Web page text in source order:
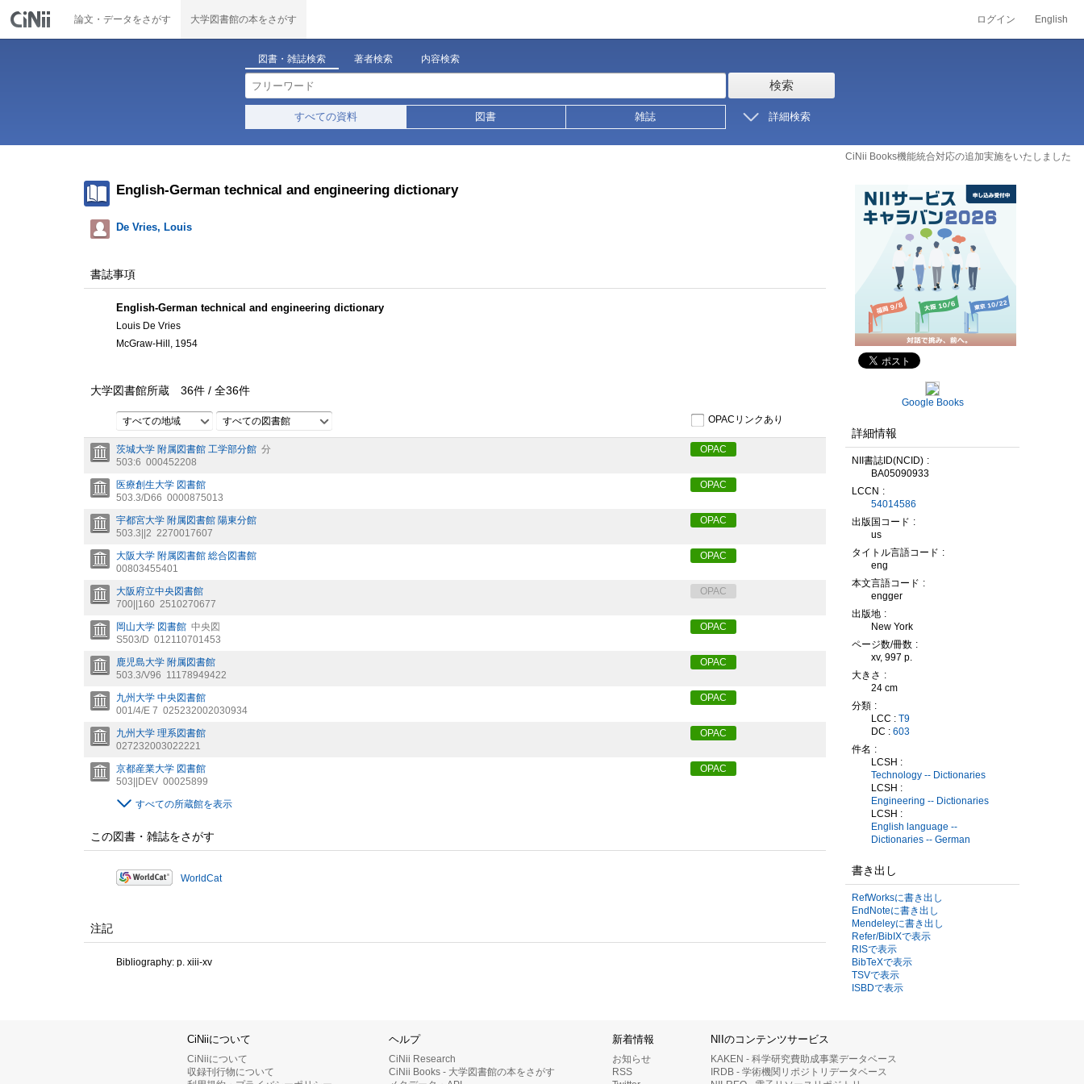
論文・データをさがす 大学図書館の本をさがす ログイン English
図書・雑誌検索 著者検索 内容検索
検索
すべての資料 図書 雑誌 詳細検索
CiNii Books機能統合対応の追加実施をいたしました
English-German technical and engineering dictionary
De Vries, Louis
書誌事項
English-German technical and engineering dictionary
Louis De Vries
McGraw-Hill, 1954
大学図書館所蔵 36件 / 全36件
すべての地域 すべての図書館 OPACリンクあり
茨城大学 附属図書館 工学部分館 分
503:6 000452208
OPAC
医療創生大学 図書館
503.3/D66 0000875013
OPAC
宇都宮大学 附属図書館 陽東分館
503.3||2 2270017607
OPAC
大阪大学 附属図書館 総合図書館
00803455401
OPAC
大阪府立中央図書館
700||160 2510270677
OPAC
岡山大学 図書館 中央図
S503/D 012110701453
OPAC
鹿児島大学 附属図書館
503.3/V96 11178949422
OPAC
九州大学 中央図書館
001/4/E 7 025232002030934
OPAC
九州大学 理系図書館
027232003022221
OPAC
京都産業大学 図書館
503||DEV 00025899
OPAC
すべての所蔵館を表示
この図書・雑誌をさがす
WorldCat
注記
Bibliography: p. xiii-xv
Google Books
詳細情報
NII書誌ID(NCID)
BA05090933
LCCN
54014586
出版国コード
us
タイトル言語コード
eng
本文言語コード
engger
出版地
New York
ページ数/冊数
xv, 997 p.
大きさ
24 cm
分類
LCC : T9
DC : 603
件名
LCSH :
Technology -- Dictionaries
LCSH :
Engineering -- Dictionaries
LCSH :
English language --
Dictionaries -- German
書き出し
RefWorksに書き出し
EndNoteに書き出し
Mendeleyに書き出し
Refer/BibIXで表示
RISで表示
BibTeXで表示
TSVで表示
ISBDで表示
CiNiiについて
CiNiiについて
収録刊行物について
ヘルプ
CiNii Research
CiNii Books - 大学図書館の本をさがす
新着情報
お知らせ
RSS
NIIのコンテンツサービス
KAKEN - 科学研究費助成事業データベース
IRDB - 学術機関リポジトリデータベース